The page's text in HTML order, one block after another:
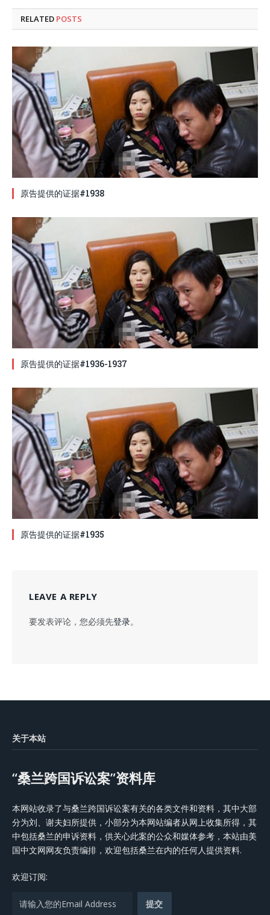
RELATED POSTS
原告提供的证据#1938
原告提供的证据#1936-1937
原告提供的证据#1935
LEAVE A REPLY
要发表评论，您必须先登录。
关于本站
“桑兰跨国诉讼案”资料库
本网站收录了与桑兰跨国诉讼案有关的各类文件和资料，其中大部
分为刘、谢夫妇所提供，小部分为本网站编者从网上收集所得，其
中包括桑兰的申诉资料，供关心此案的公众和媒体参考，本站由美
国中文网网友负责编排，欢迎包括桑兰在内的任何人提供资料.
欢迎订阅: